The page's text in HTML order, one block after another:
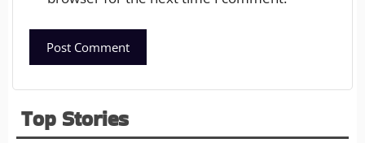
Top Stories